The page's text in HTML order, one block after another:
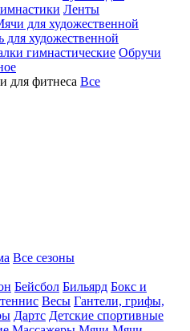
Ленты
для художественной
для художественной
гимнастические Обручи
для фитнеса Все
Все сезоны
Бейсбол Бильярд Бокс и
Весы Гантели, грифы,
Дартс Детские спортивные